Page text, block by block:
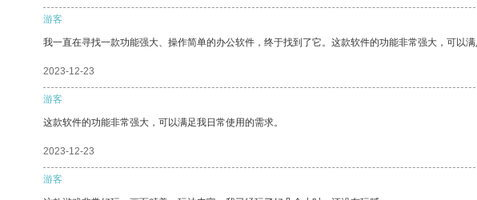
游客
我一直在寻找一款功能强大、操作简单的办公软件，终于找到了它。这款软件的功能非常强大，可以
2023-12-23
游客
这款软件的功能非常强大，可以满足我日常使用的需求。
2023-12-23
游客